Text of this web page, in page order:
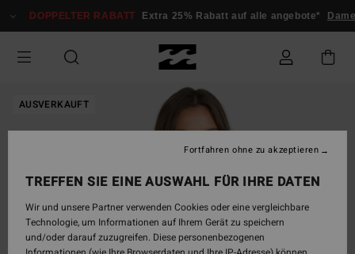
zur
springen
DOPPELTER RABATT Extra 25% Rabatt auf alle angebote* Damen
AUSVERKAUFT
TREFFEN SIE EINE AUSWAHL FÜR IHRE DATEN
Wir und unsere Partner verwenden Cookies oder eine vergleichbare
Technologie, um Informationen auf Ihrem Gerät zu speichern
und/oder darauf zuzugreifen. Diese personenbezogenen
Fortfahren ohne zu akzeptieren